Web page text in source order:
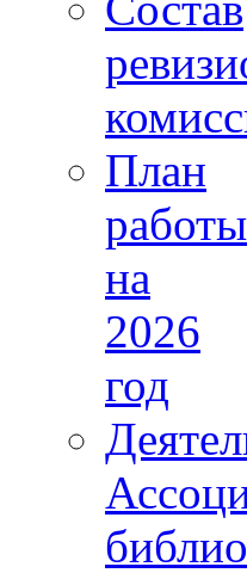
План
работы
на
2026
год